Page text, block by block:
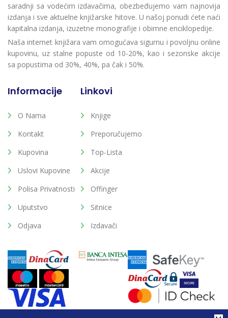
saradnji sa vodećim izdavačima, obezbeđujemo vam najnovija
izdanja i sve aktuelne knjižarske hitove. U našoj ponudi ćete naći
kapitalna izdanja, izuzetne monografije i obimne enciklopedije.
Naša internet knjižara vam omogućava sigurnu i povoljnu online
kupovinu, uz stalne popuste od 10-20%, kao i sezonske akcije
sa popustima od 30%, 40%, pa čak i 50%.
Informacije
O Nama
Kontakt
Kupovina
Uslovi Kupovine
Polisa Privatnosti
Uputstvo
Odjava
Linkovi
Knjige
Preporučujemo
Top-Lista
Akcije
Offinger
Sitnice
Izdavači